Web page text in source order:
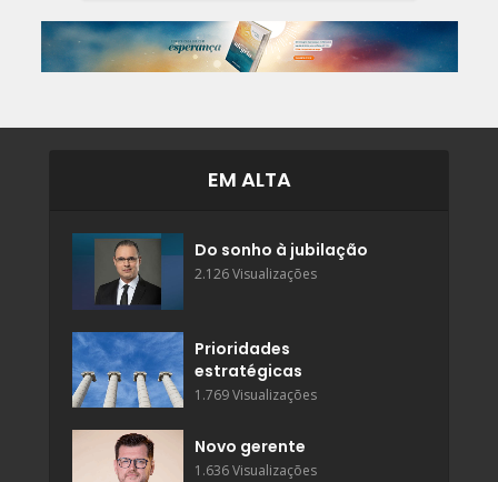
EM ALTA
Do sonho à jubilação
2.126 Visualizações
Prioridades
estratégicas
1.769 Visualizações
Novo gerente
1.636 Visualizações